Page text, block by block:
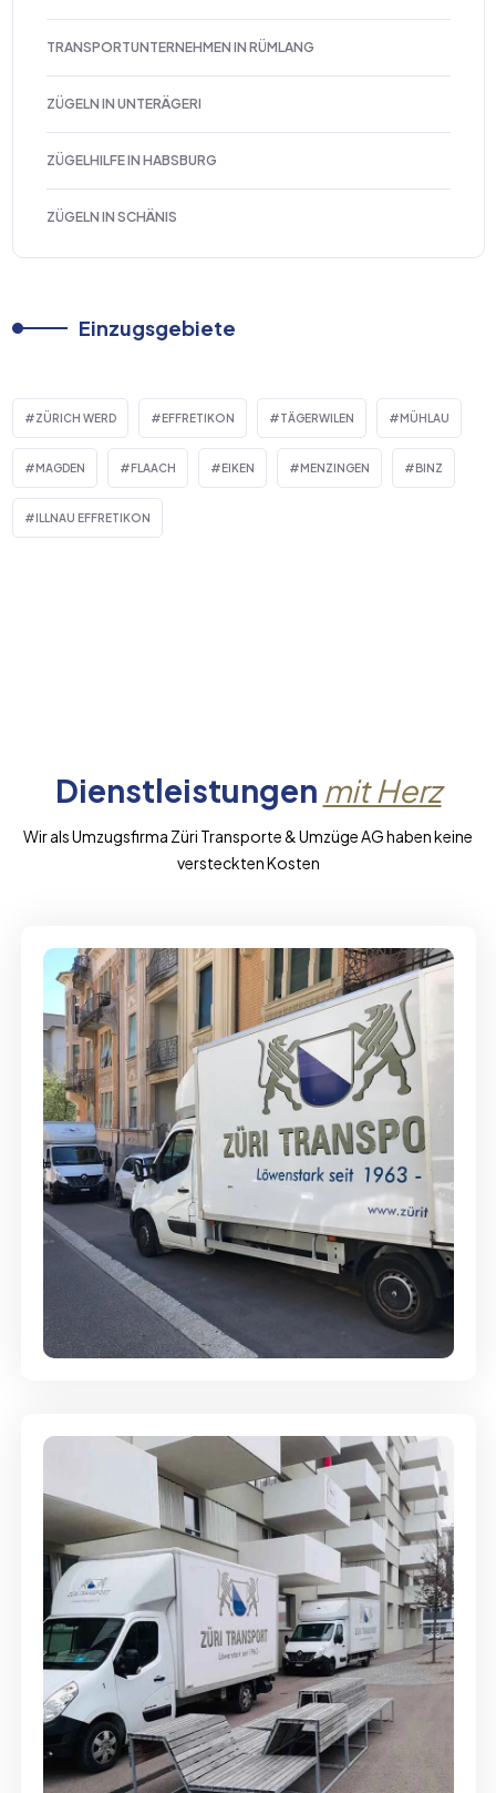
TRANSPORTUNTERNEHMEN IN RÜMLANG
ZÜGELN IN UNTERÄGERI
ZÜGELHILFE IN HABSBURG
ZÜGELN IN SCHÄNIS
Einzugsgebiete
ZÜRICH WERD EFFRETIKON TÄGERWILEN MÜHLAU
MAGDEN FLAACH EIKEN MENZINGEN BINZ
ILLNAU EFFRETIKON
Dienstleistungen mit Herz
Wir als Umzugsfirma Züri Transporte & Umzüge AG haben keine
versteckten Kosten
Full-Service - Für Privatumzüge
Umzugsreinigung - mit